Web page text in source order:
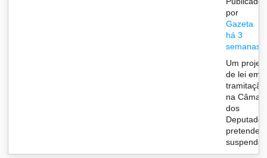
por
Gazeta
há 3
semanas
Um
de lei em
tramitação
na
dos
Deputados
pretende